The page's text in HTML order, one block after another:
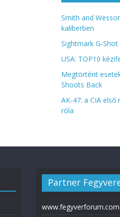
Smith and
kaliberben
Sightmark G-
USA: TOP10
Megtörtént
Shoots Back
AK-47: a CIA
róla
Partner
www.fegyverforum.com